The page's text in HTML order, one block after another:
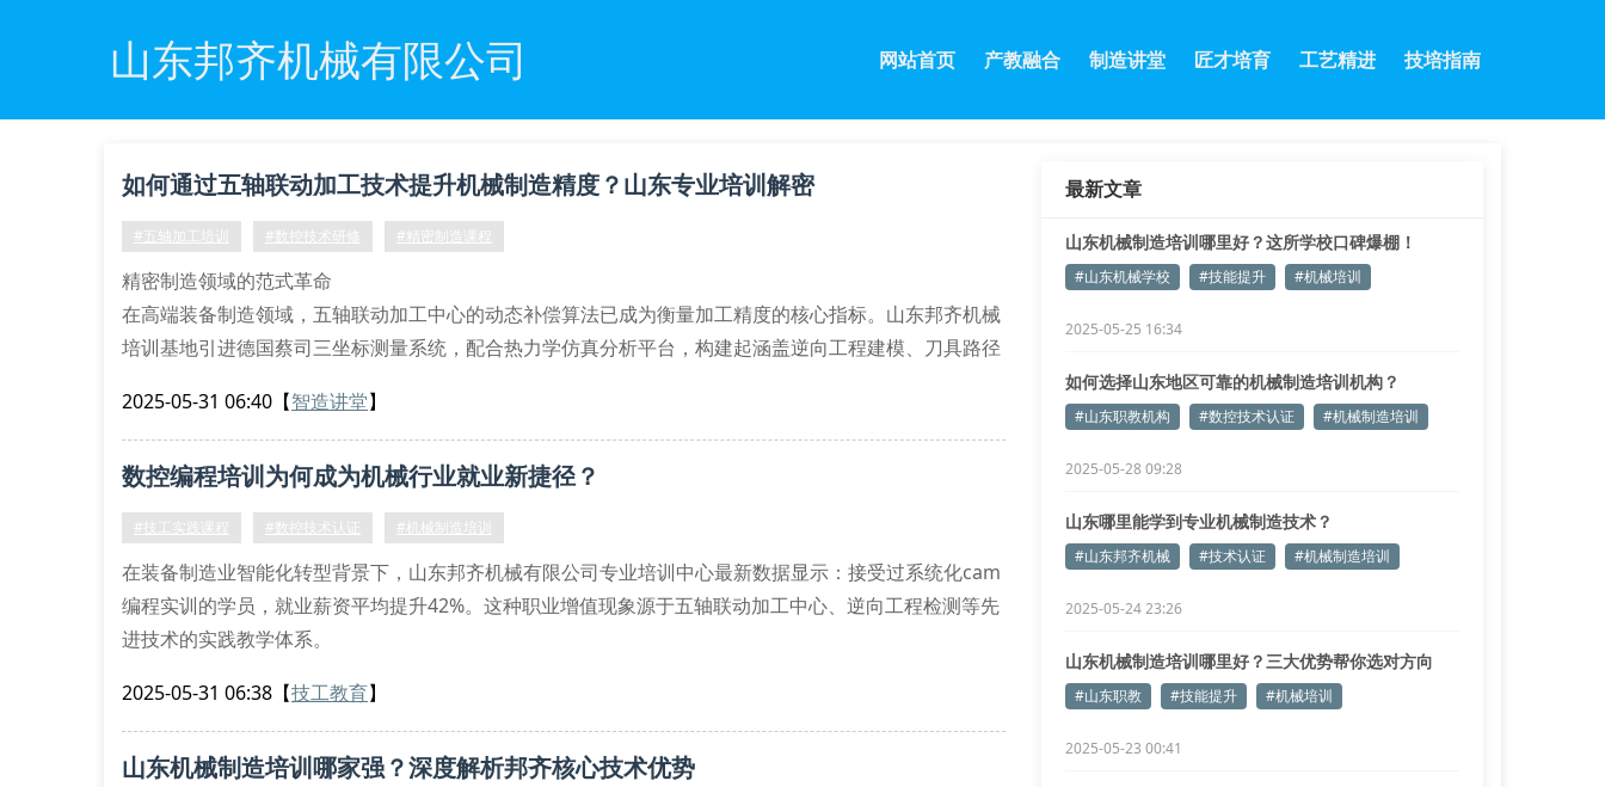
山东邦齐机械有限公司 网站首页 产教融合 制造讲堂 匠才培育 工艺精进 技培指南
如何通过五轴联动加工技术提升机械制造精度？山东专业培训解密
#五轴加工培训 #数控技术研修 #精密制造课程
精密制造领域的范式革命
在高端装备制造领域，五轴联动加工中心的动态补偿算法已成为衡量加工精度的核心指标。山东邦齐机械
培训基地引进德国蔡司三坐标测量系统，配合热力学仿真分析平台，构建起涵盖逆向工程建模、刀具路径
矢量修正等前沿技术。
多物理场耦合分析实践
本机构独创的”虚实结合”教学模式，将
2025-05-31 06:40 【智造讲堂】
数控编程培训为何成为机械行业就业新捷径？
#技工实践课程 #数控技术认证 #机械制造培训
在装备制造业智能化转型背景下，山东邦齐机械有限公司专业培训中心最新数据显示：接受过系统化cam
编程实训的学员，就业薪资平均提升42%。这种职业增值现象源于五轴联动加工中心、逆向工程检测等先
进技术的实践教学体系。
本机构采用德国双元制教育理念，设置三大特色实训模块：
精密测量技术实验室配备三坐标测量仪、激光干涉仪等设备
智能产线模拟车间集成工业机器人工作站与mes系统
2025-05-31 06:38 【技工教育】
山东机械制造培训哪家强？深度解析邦齐核心技术优势
最新文章
山东机械制造培训哪里好？这所学校口碑爆棚！
#山东机械学校 #技能提升 #机械培训
2025-05-25 16:34
如何选择山东地区可靠的机械制造培训机构？
#山东职教机构 #数控技术认证 #机械制造培训
2025-05-28 09:28
山东哪里能学到专业机械制造技术？
#山东邦齐机械 #技术认证 #机械制造培训
2025-05-24 23:26
山东机械制造培训哪里好？三大优势帮你选对方向
#山东职教 #技能提升 #机械培训
2025-05-23 00:41